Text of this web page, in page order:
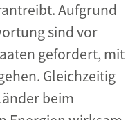
Aufgrund
sind vor
gefordert, mit
Gleichzeitig
beim